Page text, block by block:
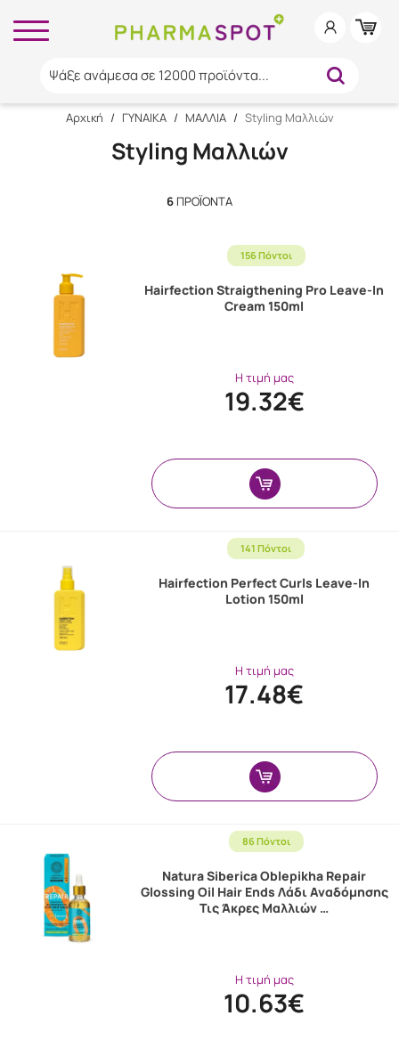
Ψάξε ανάμεσα σε 12000 προϊόντα...
Αρχική / ΓΥΝΑΙΚΑ / ΜΑΛΛΙΑ / Styling Μαλλιών
Styling Μαλλιών
6 ΠΡΟΪΌΝΤΑ
156 Πόντοι
Hairfection Straigthening Pro Leave-In
Cream 150ml
Η τιμή μας
19.32€
141 Πόντοι
Hairfection Perfect Curls Leave-In
Lotion 150ml
Η τιμή μας
17.48€
86 Πόντοι
Natura Siberica Oblepikha Repair
Glossing Oil Hair Ends Λάδι Αναδόμησης
Τις Άκρες Μαλλιών …
Η τιμή μας
10.63€